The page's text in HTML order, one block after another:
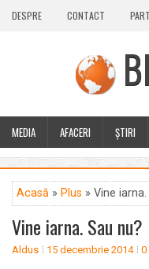
DESPRE CONTACT
MEDIA AFACERI ȘTIRI
CALEIDOSCOP
BLOG
Acasă » Plus » Vine
Vine iarna. Sau nu?
Aldus 15 decembrie 2014 0